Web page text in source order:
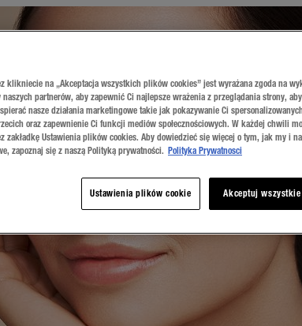
klikniecie na „Akceptacja wszystkich plików cookies” jest wyrażana zgoda na
partnerów, aby zapewnić Ci najlepsze wrażenia z przeglądania strony,
nasze działania marketingowe takie jak pokazywanie Ci
oraz zapewnienie Ci funkcji mediów społecznościowych. W każdej chwili
zakładkę Ustawienia plików cookies. Aby dowiedzieć się więcej o tym, jak my i
zapoznaj się z naszą Polityką prywatności. Polityka Prywatnosci
Ustawienia plików cookie Akceptuj wszystkie